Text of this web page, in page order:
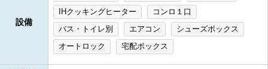
設備
IHクッキングヒーター
コンロ１口
バス・トイレ別
エアコン
シューズボックス
オートロック
宅配ボックス